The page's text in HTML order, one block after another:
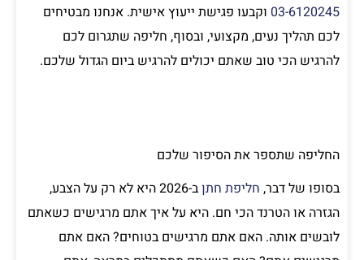
03-6120245 וקבעו פגישת ייעוץ אישית. אנחנו מבטיחים
לכם תהליך נעים, מקצועי, ובסוף, חליפה שתגרום לכם
להרגיש הכי טוב שאתם יכולים להרגיש ביום הגדול שלכם.
החליפה שתספר את הסיפור שלכם
בסופו של דבר, חליפת חתן
ב-2026 היא לא רק על הצבע,
הגזרה או הטרנד הכי חם. היא על איך אתם מרגישים כשאתם
לובשים אותה. האם אתם מרגישים בטוחים? האם אתם